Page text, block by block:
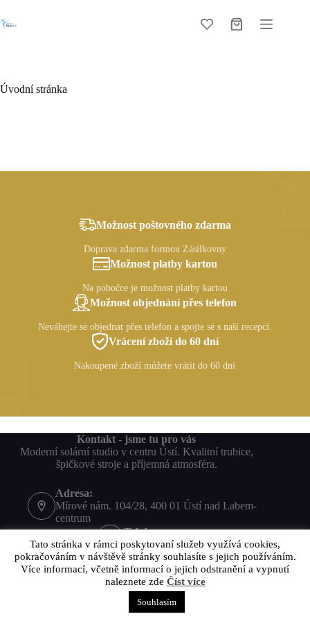
to
content
Shopping
Úvodní stránka
Možnost poštovného zdarma
Doprava zdarma formou Zásilkovny
Možnost platby kartou
Na pobočce je možnost platby kartou
Možnost objednání přes telefon
Neváhejte se objednat přes telefon a spojte se s naší recepcí.
Vrácení zboží do 60 dní
Nakoupené zboží můžete vrátit do 60 dní
Kontakt - jsme tu pro vás
Moderní solární studio v centru Ústí. Kvalitní trubice,
špičkové stroje a příjemná atmosféra.
Adresa:
Mírové nám. 104/28, 400 01 Ústí nad Labem-
centrum
Telefon
+420 604 571 575
© 2025 Všechna práva vyhrazena.
Tato stránka v rámci poskytovaní služeb využívá cookies,
pokračováním v návštěvě stránky souhlasíte s jejich používáním.
Více informací, včetně informací o jejich odstranění a vypnutí
naleznete zde Číst více
Souhlasím